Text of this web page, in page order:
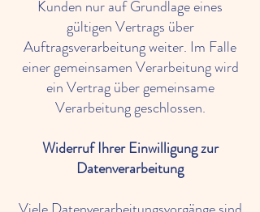
Kunden nur auf Grundlage eines
gültigen Vertrags über
Auftragsverarbeitung weiter. Im Falle
einer gemeinsamen Verarbeitung wird
ein Vertrag über gemeinsame
Verarbeitung geschlossen.
Widerruf Ihrer Einwilligung zur
Datenverarbeitung